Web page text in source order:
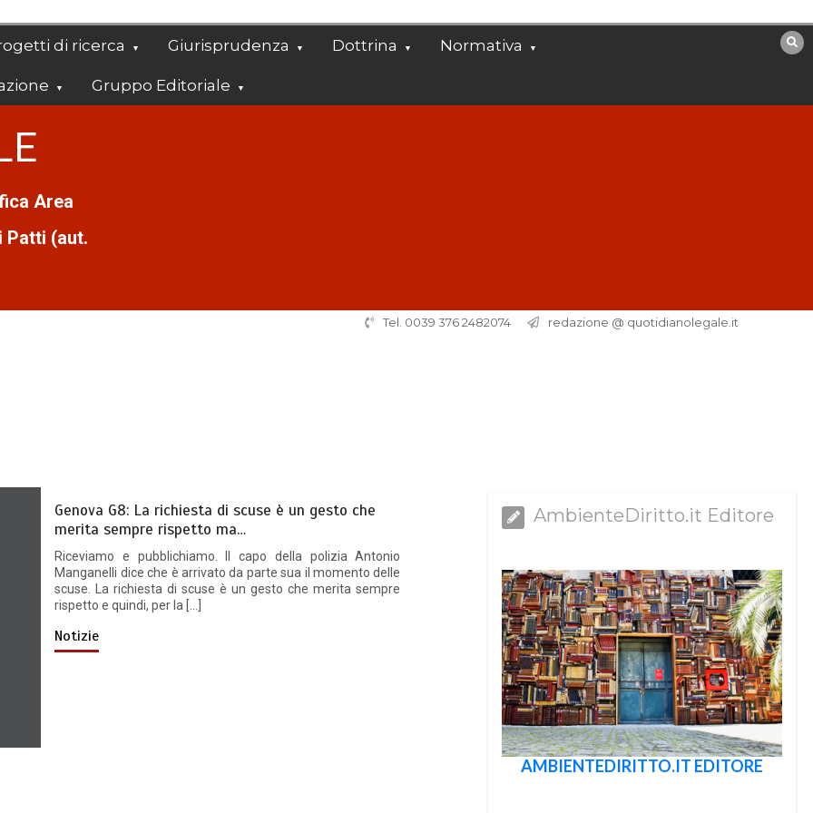
di ricerca Giurisprudenza Dottrina Normativa
Gruppo Editoriale
Area
Patti (aut.
Tel. 0039 376 2482074 redazione @ quotidianolegale.it
Genova G8: La richiesta di scuse è un gesto che
merita sempre rispetto ma…
Riceviamo e pubblichiamo. Il capo della polizia Antonio
Manganelli dice che è arrivato da parte sua il momento delle
scuse. La richiesta di scuse è un gesto che merita sempre
rispetto e quindi, per la […]
Notizie
AmbienteDiritto.it Editore
AMBIENTEDIRITTO.IT EDITORE